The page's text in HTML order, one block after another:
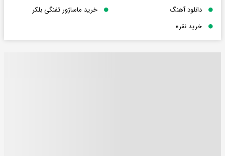
دانلود آهنگ
خرید ماساژور تفنگی بلکر
خرید نقره